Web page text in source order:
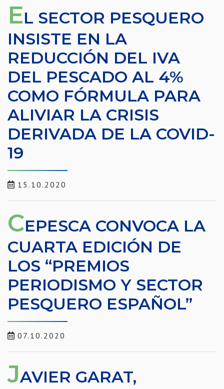
EL SECTOR PESQUERO
INSISTE EN LA
REDUCCIÓN DEL IVA
DEL PESCADO AL 4%
COMO FÓRMULA PARA
ALIVIAR LA CRISIS
DERIVADA DE LA COVID-
19
15.10.2020
CEPESCA CONVOCA LA
CUARTA EDICIÓN DE
LOS “PREMIOS
PERIODISMO Y SECTOR
PESQUERO ESPAÑOL”
07.10.2020
JAVIER GARAT,